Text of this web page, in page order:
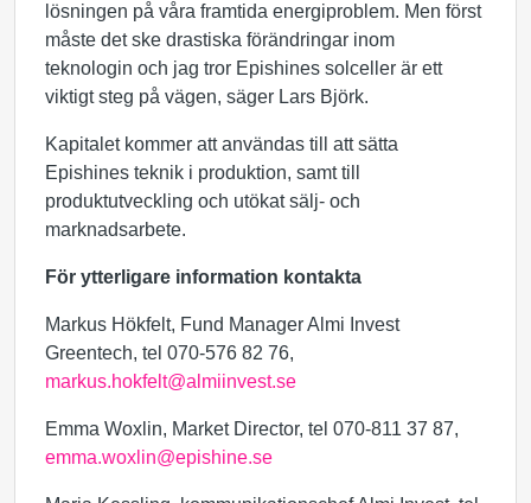
lösningen på våra framtida energiproblem. Men först
måste det ske drastiska förändringar inom
teknologin och jag tror Epishines solceller är ett
viktigt steg på vägen, säger Lars Björk.
Kapitalet kommer att användas till att sätta
Epishines teknik i produktion, samt till
produktutveckling och utökat sälj- och
marknadsarbete.
För ytterligare information kontakta
Markus Hökfelt, Fund Manager Almi Invest
Greentech, tel 070-576 82 76,
markus.hokfelt@almiinvest.se
Emma Woxlin, Market Director, tel 070-811 37 87,
emma.woxlin@epishine.se